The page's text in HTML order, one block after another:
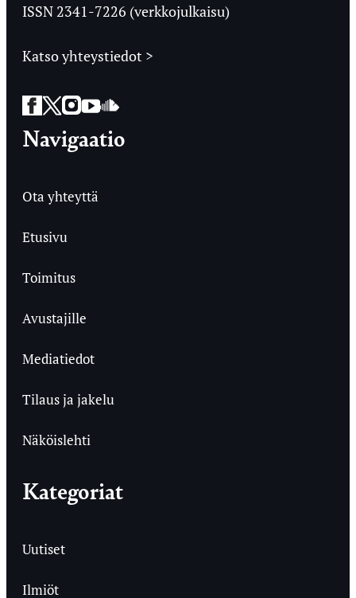
ISSN 2341-7226 (verkkojulkaisu)
Katso yhteystiedot >
Facebook
Twitter
Instagram
YouTube
SoundCloud
Navigaatio
Ota yhteyttä
Etusivu
Toimitus
Avustajille
Mediatiedot
Tilaus ja jakelu
Näköislehti
Kategoriat
Uutiset
Ilmiöt